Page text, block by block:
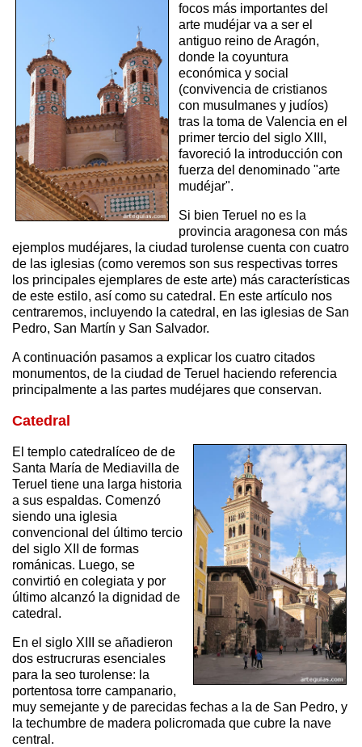
focos más importantes del
arte mudéjar va a ser el
antiguo reino de Aragón,
donde la coyuntura
económica y social
(convivencia de cristianos
con musulmanes y judíos)
tras la toma de Valencia en el
primer tercio del siglo XIII,
favoreció la introducción con
fuerza del denominado "arte
mudéjar".
Si bien Teruel no es la
provincia aragonesa con más
ejemplos mudéjares, la ciudad turolense cuenta con cuatro
de las iglesias (como veremos son sus respectivas torres
los principales ejemplares de este arte) más características
de este estilo, así como su catedral. En este artículo nos
centraremos, incluyendo la catedral, en las iglesias de San
Pedro, San Martín y San Salvador.
A continuación pasamos a explicar los cuatro citados
monumentos, de la ciudad de Teruel haciendo referencia
principalmente a las partes mudéjares que conservan.
Catedral
El templo catedralíceo de de
Santa María de Mediavilla de
Teruel tiene una larga historia
a sus espaldas. Comenzó
siendo una iglesia
convencional del último tercio
del siglo XII de formas
románicas. Luego, se
convirtió en colegiata y por
último alcanzó la dignidad de
catedral.
En el siglo XIII se añadieron
dos estrucruras esenciales
para la seo turolense: la
portentosa torre campanario,
muy semejante y de parecidas fechas a la de San Pedro, y
la techumbre de madera policromada que cubre la nave
central.